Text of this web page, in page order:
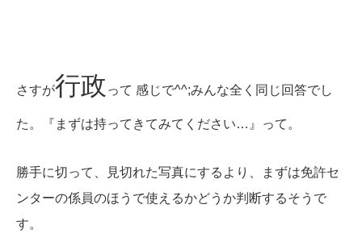
さすが行政 って 感じで^^;みんな全く同じ回答でし
た。 『まずは持ってきてみてください…』って。
勝手に切って、見切れた写真にするより、まずは免許セ
ンターの係員のほうで使えるかどうか判断するそうで
す。